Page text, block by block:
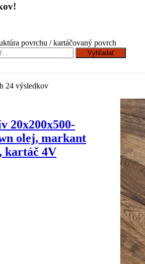
povrchu / kartáčovaný povrch
Vyhľadať
24 výsledkov
20x200x500-
olej, markant
kartáč 4V